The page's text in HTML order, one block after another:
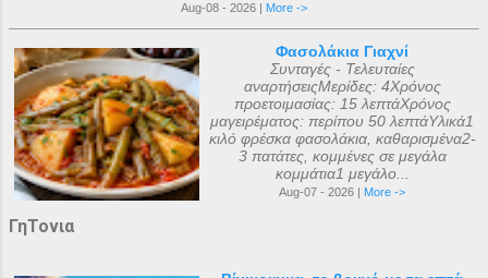
Aug-08 - 2026 | More ->
Φασολάκια Γιαχνί
Συνταγές - Τελευταίες
αναρτήσειςΜερίδες: 4Χρόνος
προετοιμασίας: 15 λεπτάΧρόνος
μαγειρέματος: περίπου 50 λεπτάΥλικά1
κιλό φρέσκα φασολάκια, καθαρισμένα2-
3 πατάτες, κομμένες σε μεγάλα
κομμάτια1 μεγάλο...
Aug-07 - 2026 | More ->
ΓηΤονια